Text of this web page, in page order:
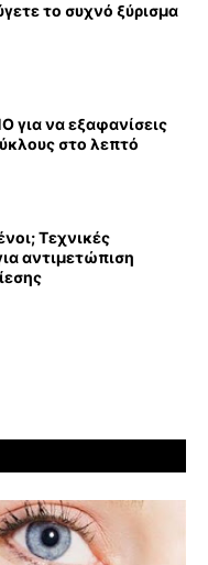
το συχνό ξύρισμα
για να εξαφανίσεις
στο λεπτό
Τεχνικές
αντιμετώπιση